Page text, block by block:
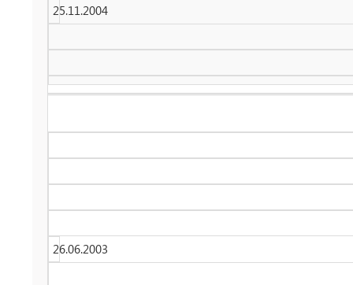
25.11.2004
26.06.2003